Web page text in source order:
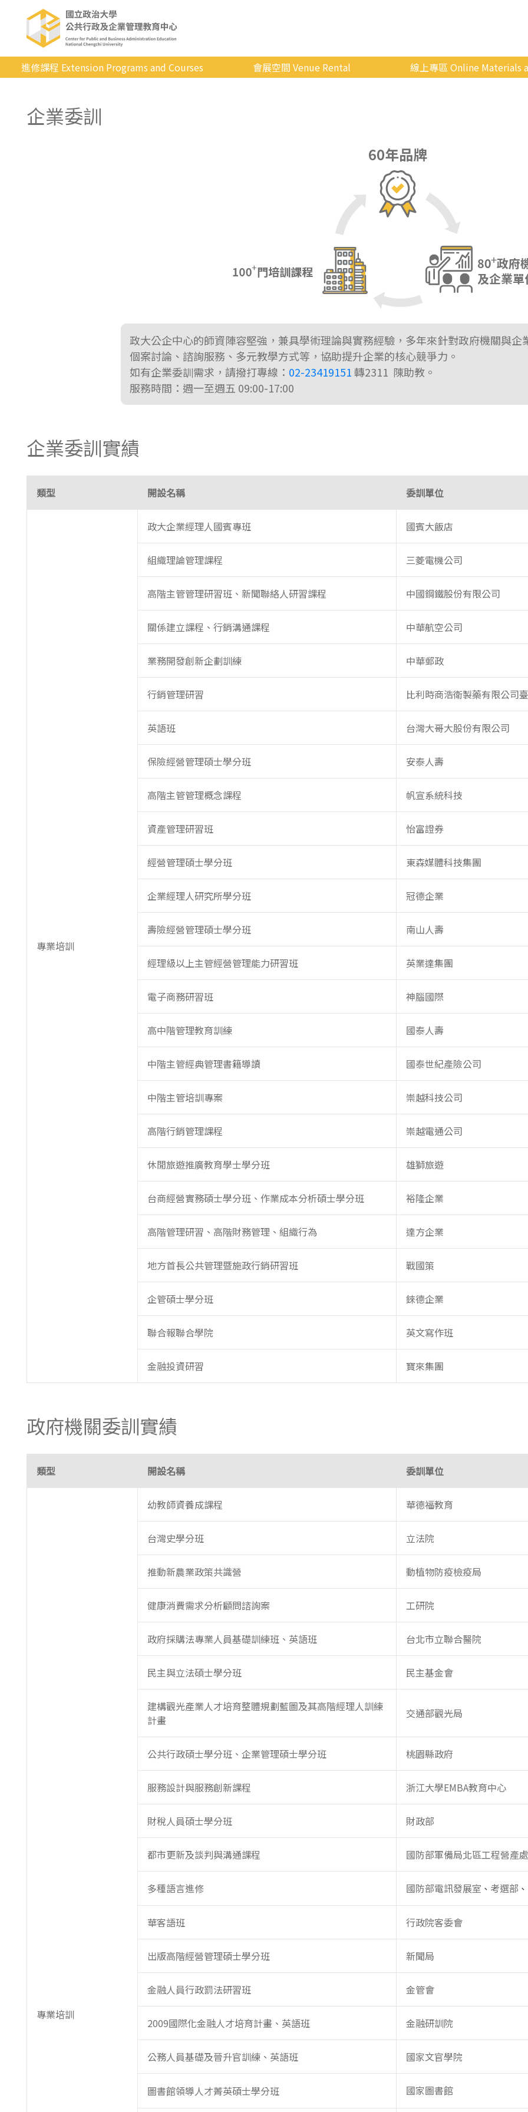
進修課程 Extension Programs and Courses
專業/學分
語言檢定
採購專業
隨班附讀
免費講座
會展空間 Venue Rental
線上專區 Online Materials
企業委訓
政大公企中心的師資陣容堅強，兼具學術理論與實務經驗，多年來針對政府機關與企
個案討論、諮詢服務、多元教學方式等，協助提升企業的核心競爭力。
如有企業委訓需求，請撥打專線： 02-23419151轉2311 陳助教。
服務時間：週一至週五 09:00-17:00
企業委訓實績
類型 開設名稱 委訓單位
專業培訓
政大企業經理人國賓專班 國賓大飯店
組織理論管理課程 三菱電機公司
高階主管管理研習班、新聞聯絡人研習課程 中國鋼鐵股份有限公司
關係建立課程、行銷溝通課程 中華航空公司
業務開發創新企劃訓練 中華郵政
行銷管理研習 比利時商浩衛製藥有限公司
英語班 台灣大哥大股份有限公司
保險經營管理碩士學分班 安泰人壽
高階主管管理概念課程 帆宣系統科技
資產管理研習班 怡富證券
經營管理碩士學分班 東森媒體科技集團
企業經理人研究所學分班 冠德企業
壽險經營管理碩士學分班 南山人壽
經理級以上主管經營管理能力研習班 英業達集團
電子商務研習班 神腦國際
高中階管理教育訓練 國泰人壽
中階主管經典管理書籍導讀 國泰世紀產險公司
中階主管培訓專案 崇越科技公司
高階行銷管理課程 崇越電通公司
休閒旅遊推廣教育學士學分班 雄獅旅遊
台商經營實務碩士學分班、作業成本分析碩士學分班 裕隆企業
高階管理研習、高階財務管理、組織行為 達方企業
地方首長公共管理暨施政行銷研習班 戰國策
企管碩士學分班 錸德企業
聯合報聯合學院 英文寫作班
金融投資研習 寶來集團
政府機關委訓實績
類型 開設名稱 委訓單位
專業培訓
幼教師資養成課程 華德福教育
台灣史學分班 立法院
推動新農業政策共識營 動植物防疫檢疫局
健康消費需求分析顧問諮詢案 工研院
政府採購法專業人員基礎訓練班、英語班 台北市立聯合醫院
民主與立法碩士學分班 民主基金會
建構觀光產業人才培育整體規劃藍圖及其高階經理人訓練
計畫
交通部觀光局
公共行政碩士學分班、企業管理碩士學分班 桃園縣政府
服務設計與服務創新課程 浙江大學EMBA教育中心
財稅人員碩士學分班 財政部
都市更新及談判與溝通課程 國防部軍備局北區工程營產處
多種語言進修 國防部電訊發展室 、 考選部 、
華客語班 行政院客委會
出版高階經營管理碩士學分班 新聞局
金融人員行政罰法研習班 金管會
2009國際化金融人才培育計畫、英語班 金融研訓院
公務人員基礎及晉升官訓練、英語班 國家文官學院
圖書館領導人才菁英碩士學分班 國家圖書館